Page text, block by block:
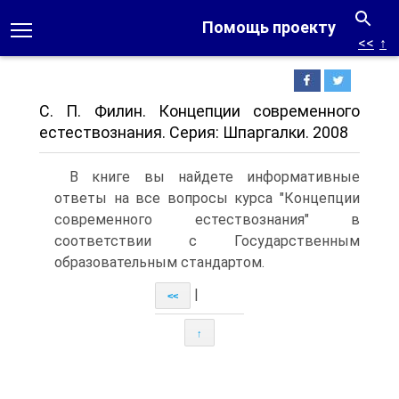
Помощь проекту
<< ↑
С. П. Филин. Концепции современного
естествознания. Серия: Шпаргалки. 2008
В книге вы найдете информативные
ответы на все вопросы курса "Концепции
современного естествознания" в
соответствии с Государственным
образовательным стандартом.
<<
↑